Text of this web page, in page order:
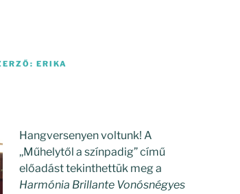
ERIKA
Hangversenyen voltunk! A
,,Műhelytől a színpadig” című
előadást tekinthettük meg a
Harmónia Brillante Vonósnégyes